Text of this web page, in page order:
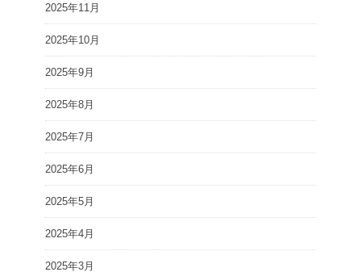
2025年11月
2025年10月
2025年9月
2025年8月
2025年7月
2025年6月
2025年5月
2025年4月
2025年3月